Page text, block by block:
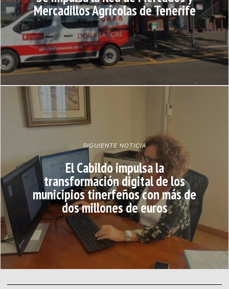
Mercadillos Agrícolas de Tenerife
SIGUIENTE NOTICIA
El Cabildo impulsa la
transformación digital de los
municipios tinerfeños con más de
dos millones de euros